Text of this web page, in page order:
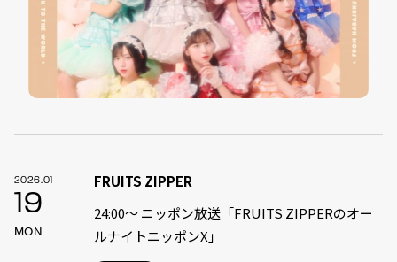
2026.01
19
MON
FRUITS ZIPPER
24:00〜 ニッポン放送「FRUITS ZIPPERのオー
ルナイトニッポンX」